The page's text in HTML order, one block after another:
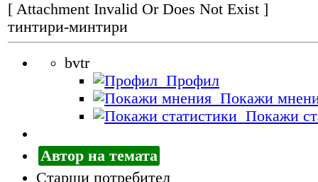
[ Attachment Invalid Or Does Not Exist ]
тинтири-минтири
bvtr
Профил
Покажи
Покажи
Автор на темата
Старши потребител